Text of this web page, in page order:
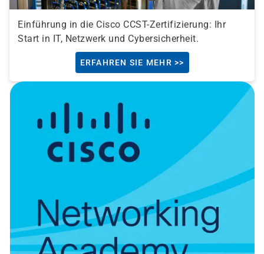
Einführung in die Cisco CCST-Zertifizierung: Ihr
Start in IT, Netzwerk und Cybersicherheit.
ERFAHREN SIE MEHR >>